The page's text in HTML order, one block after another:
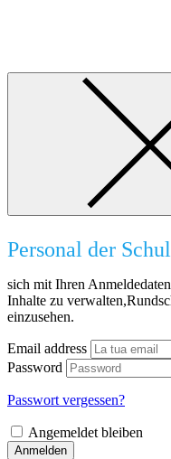
Personal der
sich mit Ihren
Inhalte zu
einzusehen.
Email address
Password
Passwort vergessen?
Angemeldet bleiben
Anmelden